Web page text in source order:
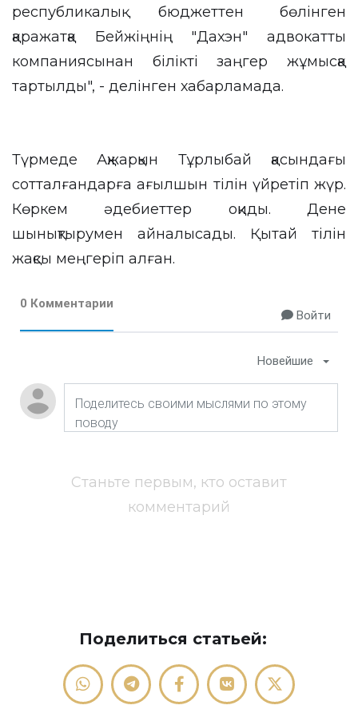
республикалық бюджеттен бөлінген
қаражатқа Бейжіңнің "Дахэн" адвокаттық
компаниясынан білікті заңгер жұмысқа
тартылды", - делінген хабарламада.
Түрмеде Ақжарқын Тұрлыбай қасындағы
сотталғандарға ағылшын тілін үйретіп жүр.
Көркем әдебиеттер оқиды. Дене
шынықтырумен айналысады. Қытай тілін
жақсы меңгеріп алған.
0 Комментарии
Войти
Новейшие
Станьте первым, кто оставит
комментарий
Поделиться статьей: